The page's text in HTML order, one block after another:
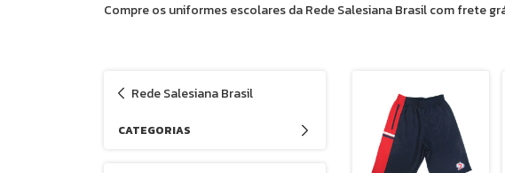
Compre os uniformes escolares da Rede Salesiana Brasil com frete
Rede Salesiana Brasil
CATEGORIAS